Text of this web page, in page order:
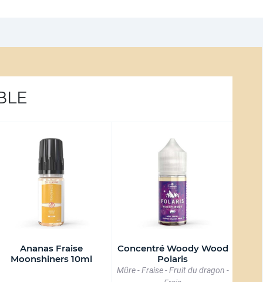
Ananas Fraise
Moonshiners 10ml
Concentré Woody Wood
Polaris
Mûre - Fraise - Fruit du dragon -